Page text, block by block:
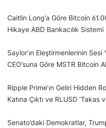
Caitlin Long’a Göre Bitcoin
Hikaye ABD Bankacılık Sistemi
Saylor’ın Eleştirmenlerinin
CEO’suna Göre MSTR Bitcoin
Ripple Prime’ın Geliri Hidden
Katına Çıktı ve RLUSD ‘Takas
Senato’daki Demokratlar,